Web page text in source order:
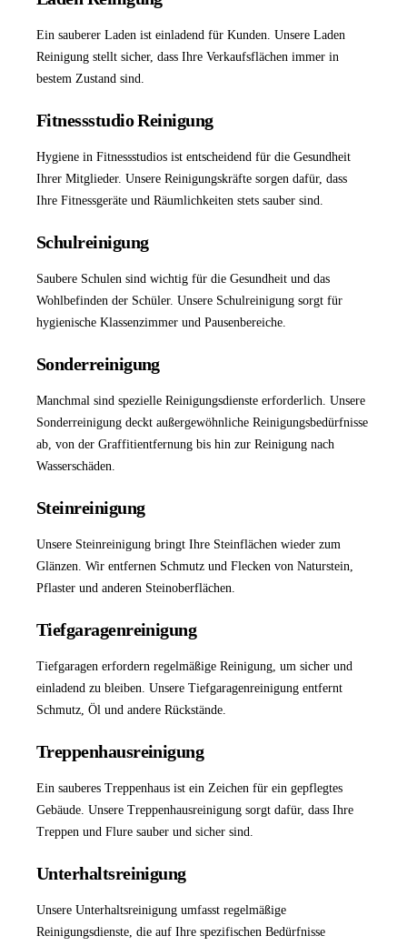
Ein sauberer Laden ist einladend für Kunden. Unsere Laden
Reinigung stellt sicher, dass Ihre Verkaufsflächen immer in
bestem Zustand sind.
Fitnessstudio Reinigung
Hygiene in Fitnessstudios ist entscheidend für die Gesundheit
Ihrer Mitglieder. Unsere Reinigungskräfte sorgen dafür, dass
Ihre Fitnessgeräte und Räumlichkeiten stets sauber sind.
Schulreinigung
Saubere Schulen sind wichtig für die Gesundheit und das
Wohlbefinden der Schüler. Unsere Schulreinigung sorgt für
hygienische Klassenzimmer und Pausenbereiche.
Sonderreinigung
Manchmal sind spezielle Reinigungsdienste erforderlich. Unsere
Sonderreinigung deckt außergewöhnliche Reinigungsbedürfnisse
ab, von der Graffitientfernung bis hin zur Reinigung nach
Wasserschäden.
Steinreinigung
Unsere Steinreinigung bringt Ihre Steinflächen wieder zum
Glänzen. Wir entfernen Schmutz und Flecken von Naturstein,
Pflaster und anderen Steinoberflächen.
Tiefgaragenreinigung
Tiefgaragen erfordern regelmäßige Reinigung, um sicher und
einladend zu bleiben. Unsere Tiefgaragenreinigung entfernt
Schmutz, Öl und andere Rückstände.
Treppenhausreinigung
Ein sauberes Treppenhaus ist ein Zeichen für ein gepflegtes
Gebäude. Unsere Treppenhausreinigung sorgt dafür, dass Ihre
Treppen und Flure sauber und sicher sind.
Unterhaltsreinigung
Unsere Unterhaltsreinigung umfasst regelmäßige
Reinigungsdienste, die auf Ihre spezifischen Bedürfnisse